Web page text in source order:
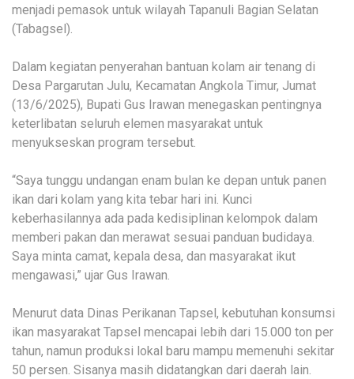
menjadi pemasok untuk wilayah Tapanuli Bagian Selatan
(Tabagsel).
Dalam kegiatan penyerahan bantuan kolam air tenang di
Desa Pargarutan Julu, Kecamatan Angkola Timur, Jumat
(13/6/2025), Bupati Gus Irawan menegaskan pentingnya
keterlibatan seluruh elemen masyarakat untuk
menyukseskan program tersebut.
“Saya tunggu undangan enam bulan ke depan untuk panen
ikan dari kolam yang kita tebar hari ini. Kunci
keberhasilannya ada pada kedisiplinan kelompok dalam
memberi pakan dan merawat sesuai panduan budidaya.
Saya minta camat, kepala desa, dan masyarakat ikut
mengawasi,” ujar Gus Irawan.
Menurut data Dinas Perikanan Tapsel, kebutuhan konsumsi
ikan masyarakat Tapsel mencapai lebih dari 15.000 ton per
tahun, namun produksi lokal baru mampu memenuhi sekitar
50 persen. Sisanya masih didatangkan dari daerah lain.